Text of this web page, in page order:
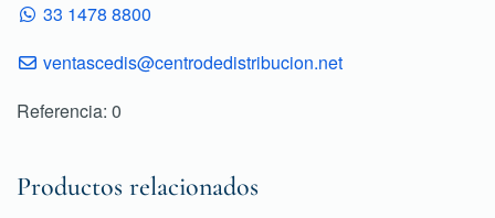
33 1478 8800
ventascedis@centrodedistribucion.net
Referencia: 0
Productos relacionados